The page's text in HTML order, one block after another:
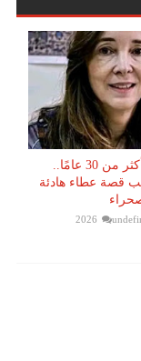
في الظل منذ أكثر من 30 عامًا..
قصة عطاء هادئة